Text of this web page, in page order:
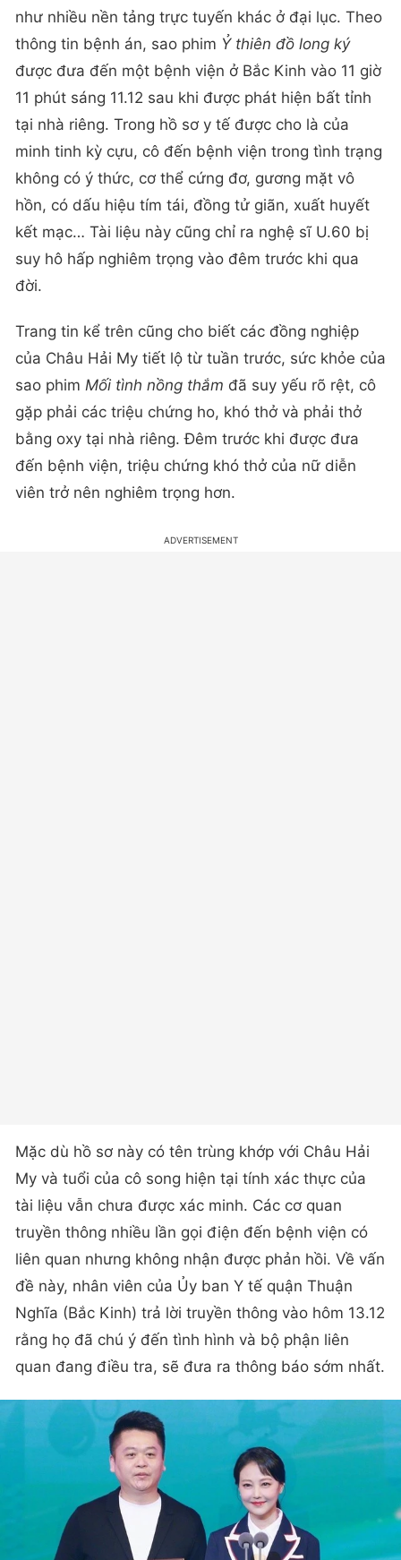
như nhiều nền tảng trực tuyến khác ở đại lục. Theo
thông tin bệnh án, sao phim Ỷ thiên đồ long ký
được đưa đến một bệnh viện ở Bắc Kinh vào 11 giờ
11 phút sáng 11.12 sau khi được phát hiện bất tỉnh
tại nhà riêng. Trong hồ sơ y tế được cho là của
minh tinh kỳ cựu, cô đến bệnh viện trong tình trạng
không có ý thức, cơ thể cứng đơ, gương mặt vô
hồn, có dấu hiệu tím tái, đồng tử giãn, xuất huyết
kết mạc… Tài liệu này cũng chỉ ra nghệ sĩ U.60 bị
suy hô hấp nghiêm trọng vào đêm trước khi qua
đời.
Trang tin kể trên cũng cho biết các đồng nghiệp
của Châu Hải My tiết lộ từ tuần trước, sức khỏe của
sao phim Mối tình nồng thắm đã suy yếu rõ rệt, cô
gặp phải các triệu chứng ho, khó thở và phải thở
bằng oxy tại nhà riêng. Đêm trước khi được đưa
đến bệnh viện, triệu chứng khó thở của nữ diễn
viên trở nên nghiêm trọng hơn.
Mặc dù hồ sơ này có tên trùng khớp với Châu Hải
My và tuổi của cô song hiện tại tính xác thực của
tài liệu vẫn chưa được xác minh. Các cơ quan
truyền thông nhiều lần gọi điện đến bệnh viện có
liên quan nhưng không nhận được phản hồi. Về vấn
đề này, nhân viên của Ủy ban Y tế quận Thuận
Nghĩa (Bắc Kinh) trả lời truyền thông vào hôm 13.12
rằng họ đã chú ý đến tình hình và bộ phận liên
quan đang điều tra, sẽ đưa ra thông báo sớm nhất.